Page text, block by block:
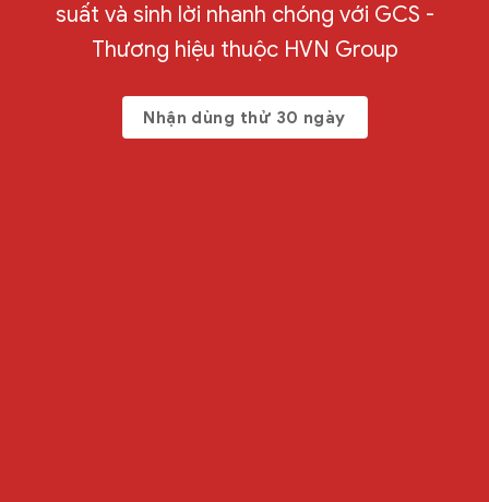
suất và sinh lời nhanh chóng với GCS -
Thương hiệu thuộc HVN Group
Nhận dùng thử 30 ngày